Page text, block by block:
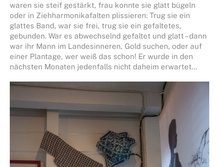
waren sie steif gestärkt, frau konnte sie glatt bügeln
oder in Ziehharmonikafalten plissieren: Trug sie ein
glattes Band, war sie frei, trug sie ein gefaltetes,
gebunden. War es abwechselnd gefaltet und glatt – dann
war ihr Mann im Landesinneren, Gold suchen, oder auf
einer Plantage, wer weiß das schon! Er wurde in den
nächsten Monaten jedenfalls nicht daheim erwartet…